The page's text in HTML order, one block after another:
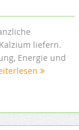
liefern.
Energie und